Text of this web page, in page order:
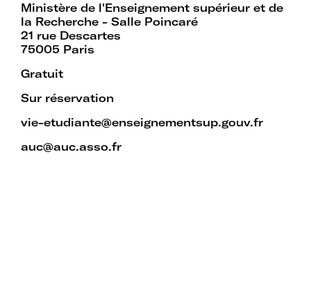
Ministère de l'Enseignement supérieur et de
la Recherche - Salle Poincaré
21 rue Descartes
75005 Paris
Gratuit
Sur réservation
vie-etudiante@enseignementsup.gouv.fr
auc@auc.asso.fr